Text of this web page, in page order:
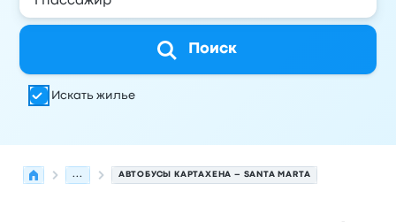
Поиск
Искать жилье
... АВТОБУСЫ КАРТАХЕНА – SANTA MARTA